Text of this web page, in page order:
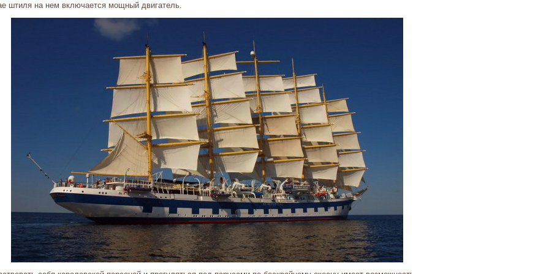
штиля на нем включается мощный двигатель.